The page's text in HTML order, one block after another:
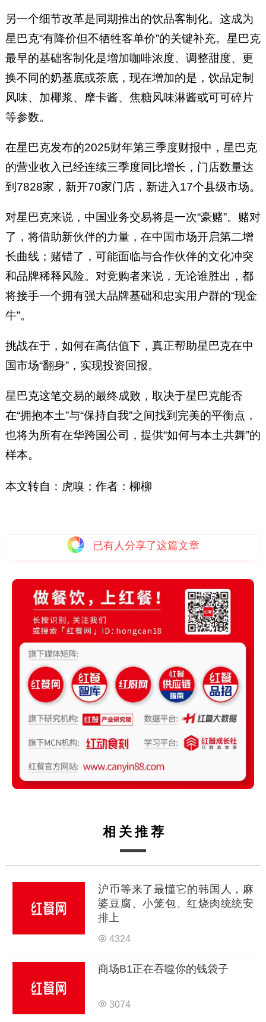
另一个细节改革是同期推出的饮品客制化。这成为
星巴克“有降价但不牺牲客单价”的关键补充。星巴克
最早的基础客制化是增加咖啡浓度、调整甜度、更
换不同的奶基底或茶底，现在增加的是，饮品定制
风味、加椰浆、摩卡酱、焦糖风味淋酱或可可碎片
等参数。
在星巴克发布的2025财年第三季度财报中，星巴克
的营业收入已经连续三季度同比增长，门店数量达
到7828家，新开70家门店，新进入17个县级市场。
对星巴克来说，中国业务交易将是一次“豪赌”。赌对
了，将借助新伙伴的力量，在中国市场开启第二增
长曲线；赌错了，可能面临与合作伙伴的文化冲突
和品牌稀释风险。对竞购者来说，无论谁胜出，都
将接手一个拥有强大品牌基础和忠实用户群的“现金
牛”。
挑战在于，如何在高估值下，真正帮助星巴克在中
国市场“翻身”，实现投资回报。
星巴克这笔交易的最终成败，取决于星巴克能否
在“拥抱本土”与“保持自我”之间找到完美的平衡点，
也将为所有在华跨国公司，提供“如何与本土共舞”的
样本。
本文转自：虎嗅 ；作者：柳柳
已有 人分享了这篇文章
相关推荐
沪币等来了最懂它的韩国人，麻
婆豆腐、小笼包、红烧肉统统安
排上
4324
商场B1正在吞噬你的钱袋子
3074